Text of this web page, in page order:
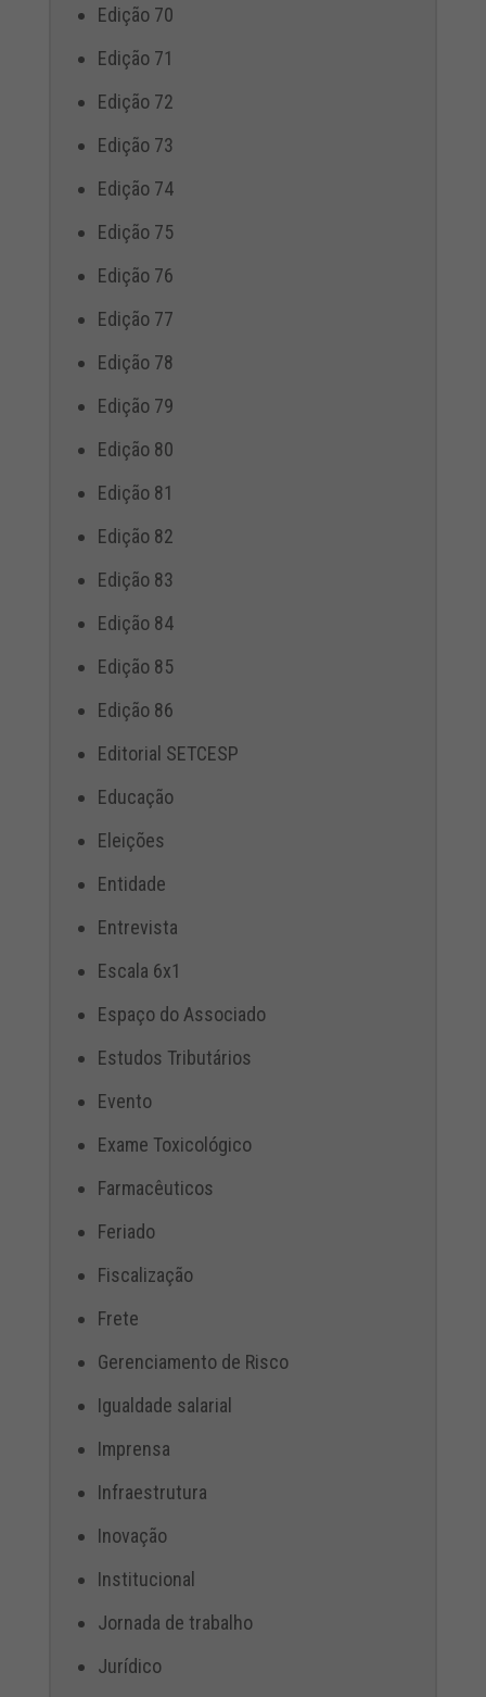
Edição 70
Edição 71
Edição 72
Edição 73
Edição 74
Edição 75
Edição 76
Edição 77
Edição 78
Edição 79
Edição 80
Edição 81
Edição 82
Edição 83
Edição 84
Edição 85
Edição 86
Editorial SETCESP
Educação
Eleições
Entidade
Entrevista
Escala 6x1
Espaço do Associado
Estudos Tributários
Evento
Exame Toxicológico
Farmacêuticos
Feriado
Fiscalização
Frete
Gerenciamento de Risco
Igualdade salarial
Imprensa
Infraestrutura
Inovação
Institucional
Jornada de trabalho
Jurídico